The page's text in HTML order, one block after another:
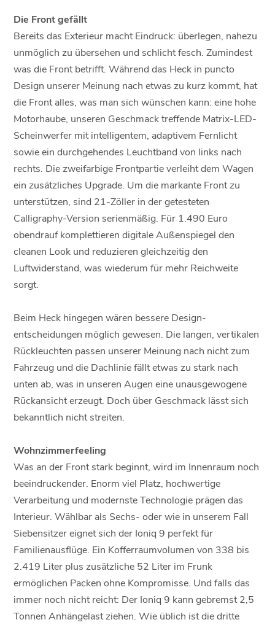
Die Front gefällt
Bereits das Exterieur macht Eindruck: überlegen, nahezu
unmöglich zu übersehen und schlicht fesch. Zumindest
was die Front betrifft. Während das Heck in puncto
Design unserer Meinung nach etwas zu kurz kommt, hat
die Front alles, was man sich wünschen kann: eine hohe
Motorhaube, unseren Geschmack treffende Matrix-LED-
Scheinwerfer mit intelligentem, adaptivem Fernlicht
sowie ein durchgehendes Leuchtband von links nach
rechts. Die zweifarbige Frontpartie verleiht dem Wagen
ein zusätzliches Upgrade. Um die markante Front zu
unterstützen, sind 21-Zöller in der getesteten
Calligraphy-Version serienmäßig. Für 1.490 Euro
obendrauf komplettieren digitale Außenspiegel den
cleanen Look und reduzieren gleichzeitig den
Luftwiderstand, was wiederum für mehr Reichweite
sorgt.
Beim Heck hingegen wären bessere Design-
entscheidungen möglich gewesen. Die langen, vertikalen
Rückleuchten passen unserer Meinung nach nicht zum
Fahrzeug und die Dachlinie fällt etwas zu stark nach
unten ab, was in unseren Augen eine unausgewogene
Rückansicht erzeugt. Doch über Geschmack lässt sich
bekanntlich nicht streiten.
Wohnzimmerfeeling
Was an der Front stark beginnt, wird im Innenraum noch
beeindruckender. Enorm viel Platz, hochwertige
Verarbeitung und modernste Technologie prägen das
Interieur. Wählbar als Sechs- oder wie in unserem Fall
Siebensitzer eignet sich der Ioniq 9 perfekt für
Familienausflüge. Ein Kofferraumvolumen von 338 bis
2.419 Liter plus zusätzliche 52 Liter im Frunk
ermöglichen Packen ohne Kompromisse. Und falls das
immer noch nicht reicht: Der Ioniq 9 kann gebremst 2,5
Tonnen Anhängelast ziehen. Wie üblich ist die dritte